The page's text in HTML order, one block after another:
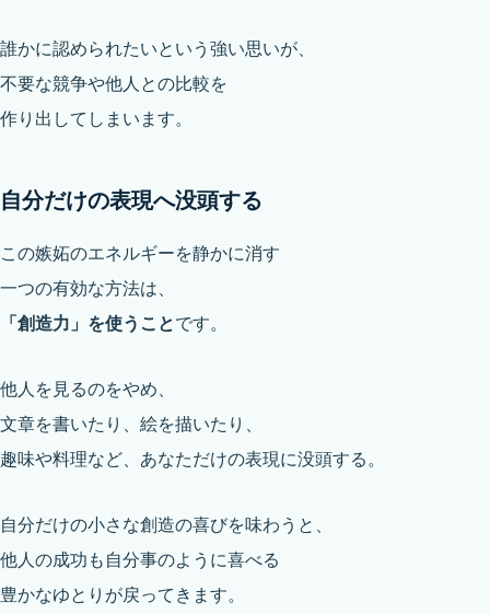
誰かに認められたいという強い思いが、
不要な競争や他人との比較を
作り出してしまいます。
自分だけの表現へ没頭する
この嫉妬のエネルギーを静かに消す
一つの有効な方法は、
「創造力」を使うことです。
他人を見るのをやめ、
文章を書いたり、絵を描いたり、
趣味や料理など、あなただけの表現に没頭する。
自分だけの小さな創造の喜びを味わうと、
他人の成功も自分事のように喜べる
豊かなゆとりが戻ってきます。